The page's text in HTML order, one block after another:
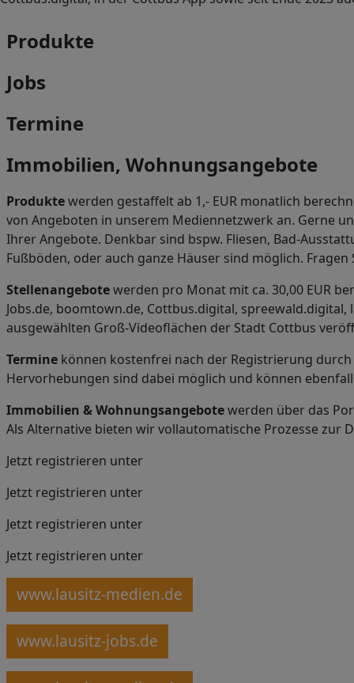
Produkte
Jobs
Termine
Immobilien, Wohnungsangebote
Produktewerden gestaffelt ab 1,- EUR monatlich
von Angeboten in unserem Mediennetzwerk an. Gerne
Ihrer Angebote. Denkbar sind bspw. Fliesen, Bad-
Fußböden, oder auch ganze Häuser sind möglich. Fragen
Stellenangebotewerden pro Monat mit ca. 30,00 EUR
Jobs.de, boomtown.de, Cottbus.digital,
ausgewählten Groß-Videoflächen der Stadt Cottbus
Termine können kostenfrei nach der Registrierung
Hervorhebungen sind dabei möglich und können
Immobilien & Wohnungsangebotewerden über das
Als Alternative bieten wir vollautomatische Prozesse zur
Jetzt registrieren unter
Jetzt registrieren unter
Jetzt registrieren unter
Jetzt registrieren unter
www.lausitz-medien.de
www.lausitz-jobs.de